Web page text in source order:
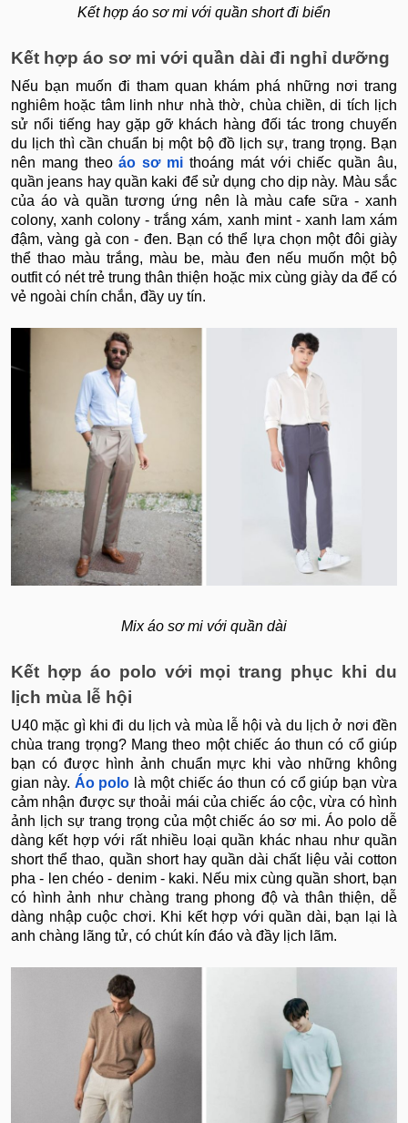
Kết hợp áo sơ mi với quần short đi biển
Kết hợp áo sơ mi với quần dài đi nghỉ dưỡng
Nếu bạn muốn đi tham quan khám phá những nơi trang
nghiêm hoặc tâm linh như nhà thờ, chùa chiền, di tích lịch
sử nổi tiếng hay gặp gỡ khách hàng đối tác trong chuyến
du lịch thì cần chuẩn bị một bộ đồ lịch sự, trang trọng. Bạn
nên mang theoáo sơ mi thoáng mát với chiếc quần âu,
quần jeans hay quần kaki để sử dụng cho dịp này. Màu sắc
của áo và quần tương ứng nên là màu cafe sữa - xanh
colony, xanh colony - trắng xám, xanh mint - xanh lam xám
đậm, vàng gà con - đen. Bạn có thể lựa chọn một đôi giày
thể thao màu trắng, màu be, màu đen nếu muốn một bộ
outfit có nét trẻ trung thân thiện hoặc mix cùng giày da để có
vẻ ngoài chín chắn, đầy uy tín.
Mix áo sơ mi với quần dài
Kết hợp áo polo với mọi trang phục khi du
lịch mùa lễ hội
U40 mặc gì khi đi du lịch và mùa lễ hội và du lịch ở nơi đền
chùa trang trọng? Mang theo một chiếc áo thun có cổ giúp
bạn có được hình ảnh chuẩn mực khi vào những không
gian này. Áo polo là một chiếc áo thun có cổ giúp bạn vừa
cảm nhận được sự thoải mái của chiếc áo cộc, vừa có hình
ảnh lịch sự trang trọng của một chiếc áo sơ mi. Áo polo dễ
dàng kết hợp với rất nhiều loại quần khác nhau như quần
short thể thao, quần short hay quần dài chất liệu vải cotton
pha - len chéo - denim - kaki. Nếu mix cùng quần short, bạn
có hình ảnh như chàng trang phong độ và thân thiện, dễ
dàng nhập cuộc chơi. Khi kết hợp với quần dài, bạn lại là
anh chàng lãng tử, có chút kín đáo và đầy lịch lãm.